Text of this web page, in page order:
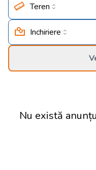
Teren
Inchiriere
Nu există